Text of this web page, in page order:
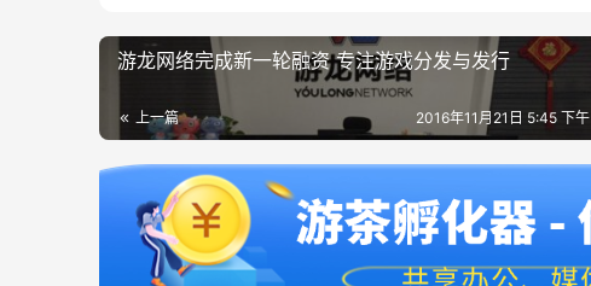
游龙网络完成新一轮融资 专注游戏分发与发行
上一篇 2016年11月21日 5:45 下午